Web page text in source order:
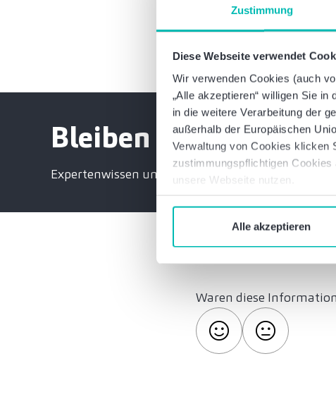
Zustimmung
Diese Webseite verwendet
Wir verwenden Cookies (auch
„Alle akzeptieren“ willigen Sie
in die weitere Verarbeitung der
außerhalb der Europäischen
Verwaltung von Cookies klicken
zustimmungspflichtigen
unsere Webseite nutzen.
Alle akzeptieren
Unternehmen jährlich
hohe
www.eckart-
Bleiben Sie
Expertenwissen und exklusive Einladungen
Waren diese